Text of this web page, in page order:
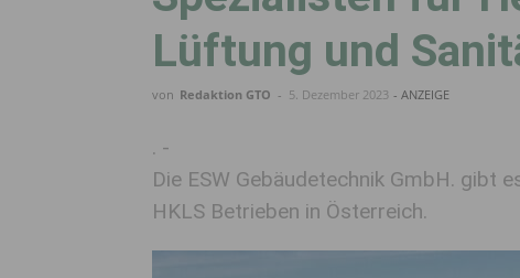
Lüftung und
von Redaktion GTO - 5. Dezember 2023 - ANZEIGE
. -
Die ESW Gebäudetechnik GmbH. gibt
HKLS Betrieben in Österreich.